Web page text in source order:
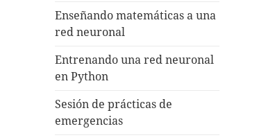
Enseñando matemáticas a una
red neuronal
Entrenando una red neuronal
en Python
Sesión de prácticas de
emergencias